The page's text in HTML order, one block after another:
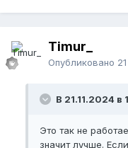
Timur_
Опубликовано
В 21.11.2024 в
Это так не
значит лучше.